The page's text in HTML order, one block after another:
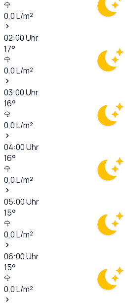
0,0L/m²
02:00Uhr
17°
0,0L/m²
03:00Uhr
16°
0,0L/m²
04:00Uhr
16°
0,0L/m²
05:00Uhr
15°
0,0L/m²
06:00Uhr
15°
0,0L/m²